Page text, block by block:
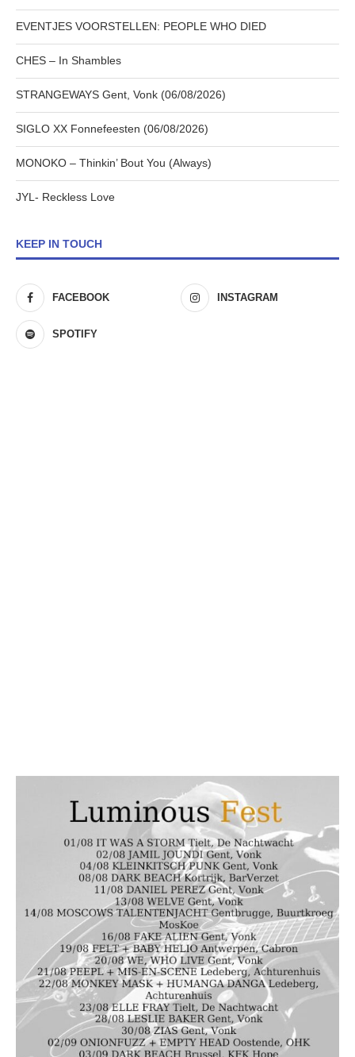
EVENTJES VOORSTELLEN: PEOPLE WHO DIED
CHES – In Shambles
STRANGEWAYS Gent, Vonk (06/08/2026)
SIGLO XX Fonnefeesten (06/08/2026)
MONOKO – Thinkin’ Bout You (Always)
JYL- Reckless Love
KEEP IN TOUCH
FACEBOOK INSTAGRAM
SPOTIFY